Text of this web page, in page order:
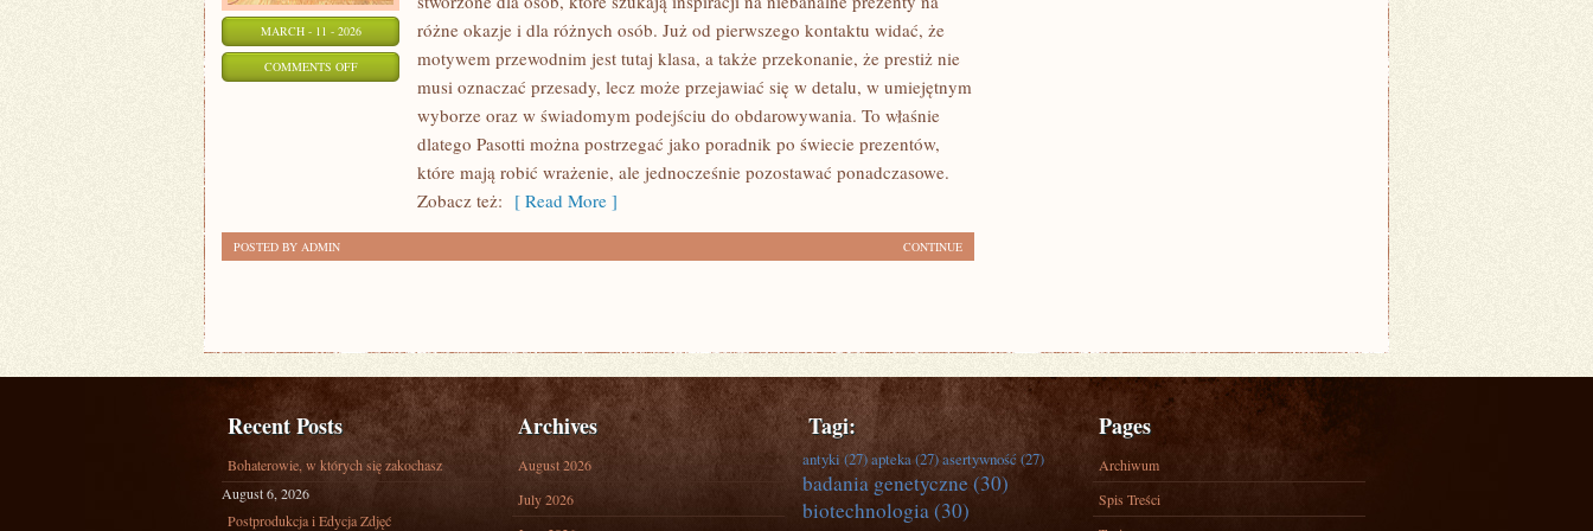
MARCH - 11 - 2026
COMMENTS OFFON
BIZNESOWE
różne okazje i dla różnych osób. Już od pierwszego kontaktu widać, że
motywem przewodnim jest tutaj klasa, a także przekonanie, że prestiż nie
musi oznaczać przesady, lecz może przejawiać się w detalu, w umiejętnym
wyborze oraz w świadomym podejściu do obdarowywania. To właśnie
dlatego Pasotti można postrzegać jako poradnik po świecie prezentów,
które mają robić wrażenie, ale jednocześnie pozostawać ponadczasowe.
Zobacz też: [ Read More ]
CONTINUE
POSTED BY ADMIN
Recent Posts
Bohaterowie, w których się zakochasz
August 6, 2026
Postprodukcja i Edycja Zdjęć
Archives
August 2026
July 2026
Tagi:
antyki(27)apteka(27)asertywność(27)
badania genetyczne(30)
biotechnologia(30)
Pages
Archiwum
Spis Treści